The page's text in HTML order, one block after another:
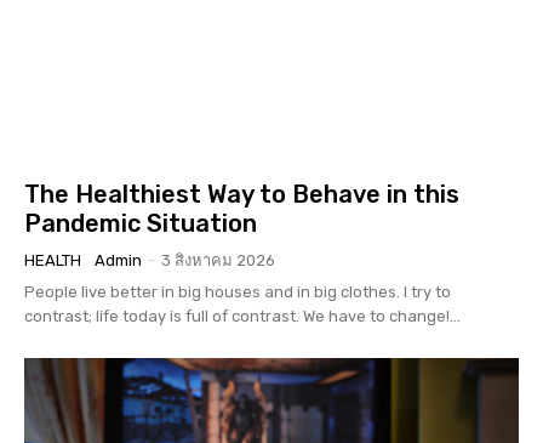
The Healthiest Way to Behave in this
Pandemic Situation
HEALTH Admin - 3 สิงหาคม 2026
People live better in big houses and in big clothes. I try to
contrast; life today is full of contrast. We have to change!...